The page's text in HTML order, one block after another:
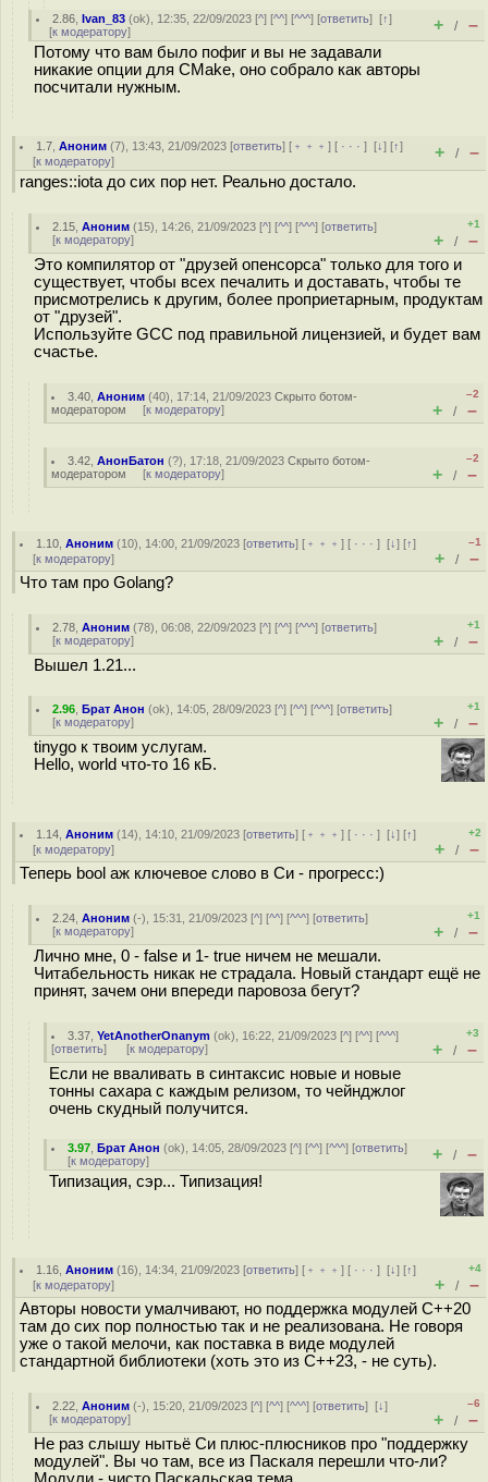
2.86 ,Ivan_83 (ok), 12:35, 22/09/2023 [^] [^^] [^^^] [ответить][↑]
[к модератору] + / –
Потому что вам было пофиг и вы не задавали
никакие опции для CMake, оно собрало как авторы
посчитали нужным.
1.7 ,Аноним (7), 13:43, 21/09/2023 [ответить] [ ﹢﹢﹢] [ · · ·][↓] [↑]
[к модератору] + / –
ranges::iota до сих пор нет. Реально достало.
2.15 ,Аноним (15), 14:26, 21/09/2023 [^] [^^] [^^^] [ответить]
[к модератору]
+1
+ / –
Это компилятор от "друзей опенсорса" только для того и
существует, чтобы всех печалить и доставать, чтобы те
присмотрелись к другим, более проприетарным, продуктам
от "друзей".
Используйте GCC под правильной лицензией, и будет вам
счастье.
3.40 ,Аноним (40), 17:14, 21/09/2023Скрыто ботом-
модератором [к модератору]
–2
+ / –
3.42 ,АнонБатон (?), 17:18, 21/09/2023Скрыто ботом-
модератором [к модератору]
–2
+ / –
1.10 ,Аноним (10), 14:00, 21/09/2023 [ответить] [ ﹢﹢﹢] [ · · ·][↓] [↑]
[к модератору]
–1
+ / –
Что там про Golang?
2.78 ,Аноним (78), 06:08, 22/09/2023 [^] [^^] [^^^] [ответить]
[к модератору]
+1
+ / –
Вышел 1.21...
2.96 ,Брат Анон (ok), 14:05, 28/09/2023 [^] [^^] [^^^] [ответить]
[к модератору]
+1
+ / –
tinygo к твоим услугам.
Hello, world что-то 16 кБ.
1.14 ,Аноним (14), 14:10, 21/09/2023 [ответить] [ ﹢﹢﹢] [ · · ·][↓] [↑]
[к модератору]
+2
+ / –
Теперь bool аж ключевое слово в Си - прогресс:)
2.24 ,Аноним (-), 15:31, 21/09/2023 [^] [^^] [^^^] [ответить]
[к модератору]
+1
+ / –
Лично мне, 0 - false и 1- true ничем не мешали.
Читабельность никак не страдала. Новый стандарт ещё не
принят, зачем они впереди паровоза бегут?
3.37 ,YetAnotherOnanym (ok), 16:22, 21/09/2023 [^] [^^] [^^^]
[ответить] [к модератору]
+3
+ / –
Если не вваливать в синтаксис новые и новые
тонны сахара с каждым релизом, то чейнджлог
очень скудный получится.
3.97 ,Брат Анон (ok), 14:05, 28/09/2023 [^] [^^] [^^^] [ответить]
[к модератору] + / –
Типизация, сэр... Типизация!
1.16 ,Аноним (16), 14:34, 21/09/2023 [ответить] [ ﹢﹢﹢] [ · · ·][↓] [↑]
[к модератору]
+4
+ / –
Авторы новости умалчивают, но поддержка модулей C++20
там до сих пор полностью так и не реализована. Не говоря
уже о такой мелочи, как поставка в виде модулей
стандартной библиотеки (хоть это из C++23, - не суть).
2.22 ,Аноним (-), 15:20, 21/09/2023 [^] [^^] [^^^] [ответить][↓]
[к модератору]
–6
+ / –
Не раз слышу нытьё Си плюс-плюсников про "поддержку
модулей". Вы чо там, все из Паскаля перешли что-ли?